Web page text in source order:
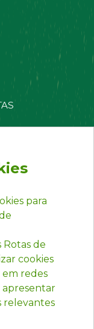
para
Rotas de
cookies
redes
apresentar
relevantes